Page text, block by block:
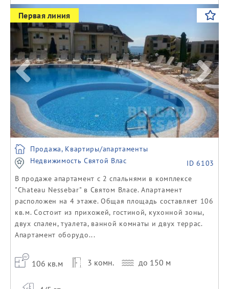
Previous Next
Первая линия
Продажа, Квартиры/апартаменты
Недвижимость Святой Влас
ID 6103
В продаже апартамент с 2 спальнями в комплексе
"Chateau Nessebar" в Святом Власе. Апартамент
расположен на 4 этаже. Общая площадь составляет 106
кв.м. Состоит из прихожей, гостиной, кухонной зоны,
двух спален, туалета, ванной комнаты и двух террас.
Апартамент оборудо...
106 кв.м 3 комн. до 150 м